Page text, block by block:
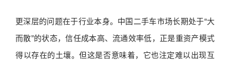
更深层的问题在于行业本身。中国二手车市场长期处于“大
而散”的状态，信任成本高、流通效率低，正是重资产模式
得以存在的土壤。但这是否意味着，它也注定难以出现互